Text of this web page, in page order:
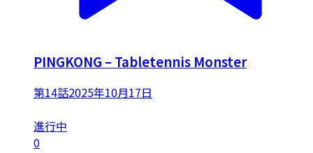
PINGKONG – Tabletennis Monster
第14話2025年10月17日
進行中
0